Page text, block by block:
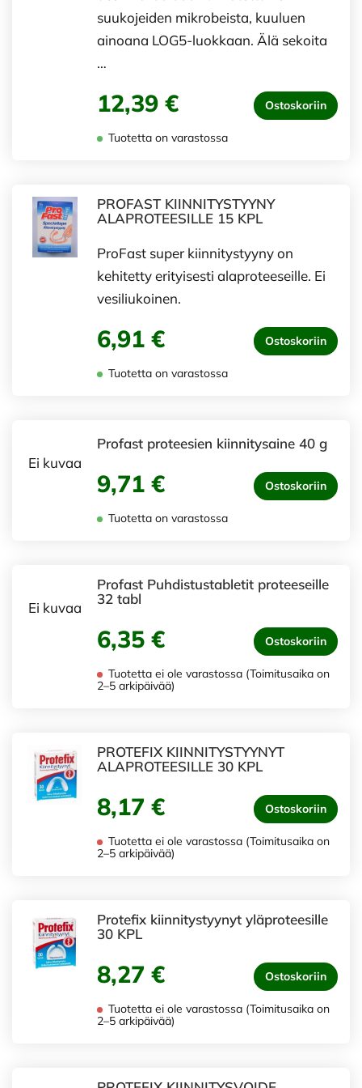
suukojeiden mikrobeista, kuuluen
ainoana LOG5-luokkaan. Älä sekoita
…
12,39 € Ostoskoriin
Tuotetta on varastossa
PROFAST KIINNITYSTYYNY
ALAPROTEESILLE 15 KPL
ProFast super kiinnitystyyny on
kehitetty erityisesti alaproteeseille. Ei
vesiliukoinen.
6,91 € Ostoskoriin
Tuotetta on varastossa
Ei kuvaa
Profast proteesien kiinnitysaine 40 g
9,71 € Ostoskoriin
Tuotetta on varastossa
Ei kuvaa
Profast Puhdistustabletit proteeseille
32 tabl
6,35 € Ostoskoriin
Tuotetta ei ole varastossa (Toimitusaika on
2–5 arkipäivää)
PROTEFIX KIINNITYSTYYNYT
ALAPROTEESILLE 30 KPL
8,17 € Ostoskoriin
Tuotetta ei ole varastossa (Toimitusaika on
2–5 arkipäivää)
Protefix kiinnitystyynyt yläproteesille
30 KPL
8,27 € Ostoskoriin
Tuotetta ei ole varastossa (Toimitusaika on
2–5 arkipäivää)